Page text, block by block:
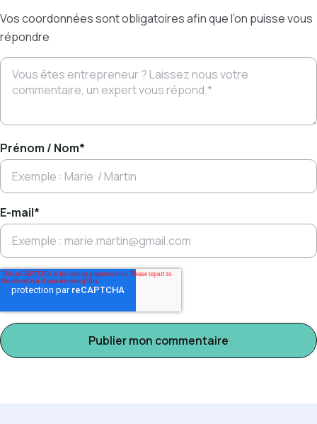
Vos coordonnées sont obligatoires afin que l’on puisse vous
répondre
Prénom / Nom*
E-mail*